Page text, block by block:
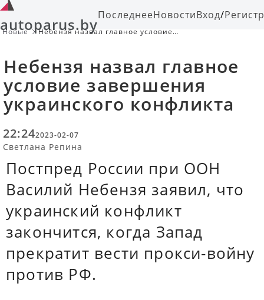
autoparus.byПоследнееНовостиВход/
Новые
Небензя назвал главное условие
Небензя назвал главное
условие завершения
украинского конфликта
22:242023-02-07
Светлана Репина
Постпред России при ООН
Василий Небензя заявил, что
украинский конфликт
закончится, когда Запад
прекратит вести прокси-войну
против РФ.